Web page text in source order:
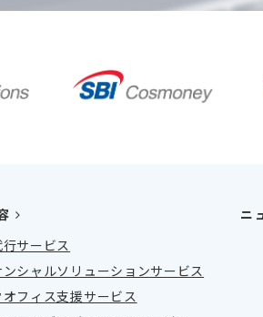
サービス
シャルソリューションサービス
フィス支援サービス
ニ